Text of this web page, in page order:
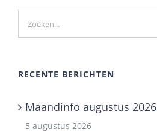
Zoeken
naar:
RECENTE BERICHTEN
Maandinfo augustus 2026
5 augustus 2026